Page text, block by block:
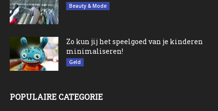
Beauty & Mode
Zo kun jij het speelgoed van je kinderen
minimaliseren!
Geld
POPULAIRE CATEGORIE